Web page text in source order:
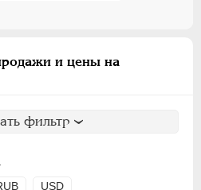
и цены на
фильтр
USD